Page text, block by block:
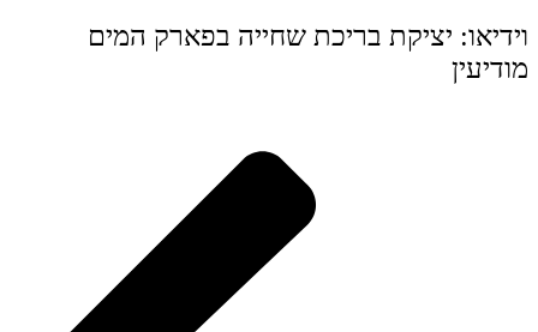
וידיאו: יציקת בריכת שחייה בפארק המים
מודיעין